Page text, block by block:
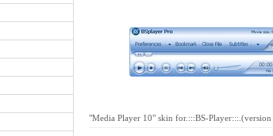
"Media Player 10" skin for.:::BS-